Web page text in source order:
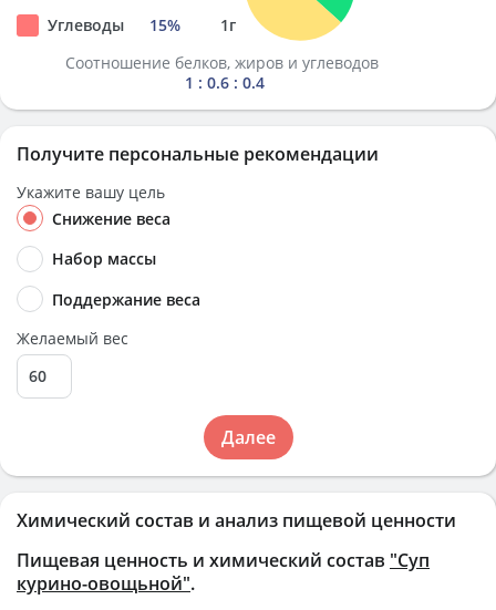
Химический состав и анализ пищевой ценности
Пищевая ценность и химический состав "Суп
курино-овощьной".
Углеводы
15% 1г
Соотношение белков, жиров и углеводов
1 : 0.6 : 0.4
Получите персональные рекомендации
Укажите вашу цель
Снижение веса
Набор массы
Поддержание веса
Желаемый вес
Далее